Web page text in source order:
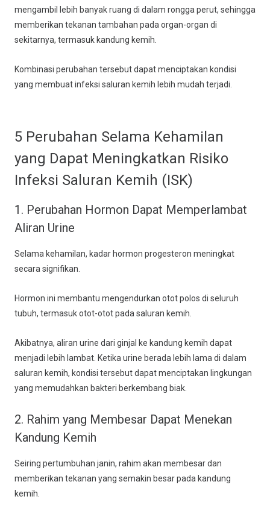
mengambil lebih banyak ruang di dalam rongga perut, sehingga
memberikan tekanan tambahan pada organ-organ di
sekitarnya, termasuk kandung kemih.
Kombinasi perubahan tersebut dapat menciptakan kondisi
yang membuat infeksi saluran kemih lebih mudah terjadi.
5 Perubahan Selama Kehamilan
yang Dapat Meningkatkan Risiko
Infeksi Saluran Kemih (ISK)
1. Perubahan Hormon Dapat Memperlambat
Aliran Urine
Selama kehamilan, kadar hormon progesteron meningkat
secara signifikan.
Hormon ini membantu mengendurkan otot polos di seluruh
tubuh, termasuk otot-otot pada saluran kemih.
Akibatnya, aliran urine dari ginjal ke kandung kemih dapat
menjadi lebih lambat. Ketika urine berada lebih lama di dalam
saluran kemih, kondisi tersebut dapat menciptakan lingkungan
yang memudahkan bakteri berkembang biak.
2. Rahim yang Membesar Dapat Menekan
Kandung Kemih
Seiring pertumbuhan janin, rahim akan membesar dan
memberikan tekanan yang semakin besar pada kandung
kemih.